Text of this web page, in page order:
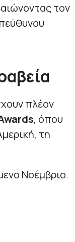
τον
πλέον
, όπου
τη
Νοέμβριο.